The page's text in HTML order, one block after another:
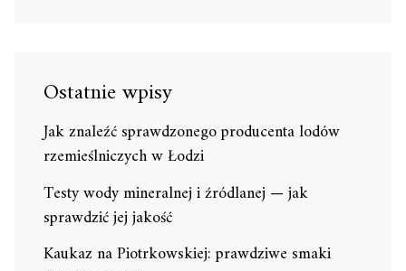
Ostatnie wpisy
Jak znaleźć sprawdzonego producenta lodów
rzemieślniczych w Łodzi
Testy wody mineralnej i źródlanej — jak
sprawdzić jej jakość
Kaukaz na Piotrkowskiej: prawdziwe smaki